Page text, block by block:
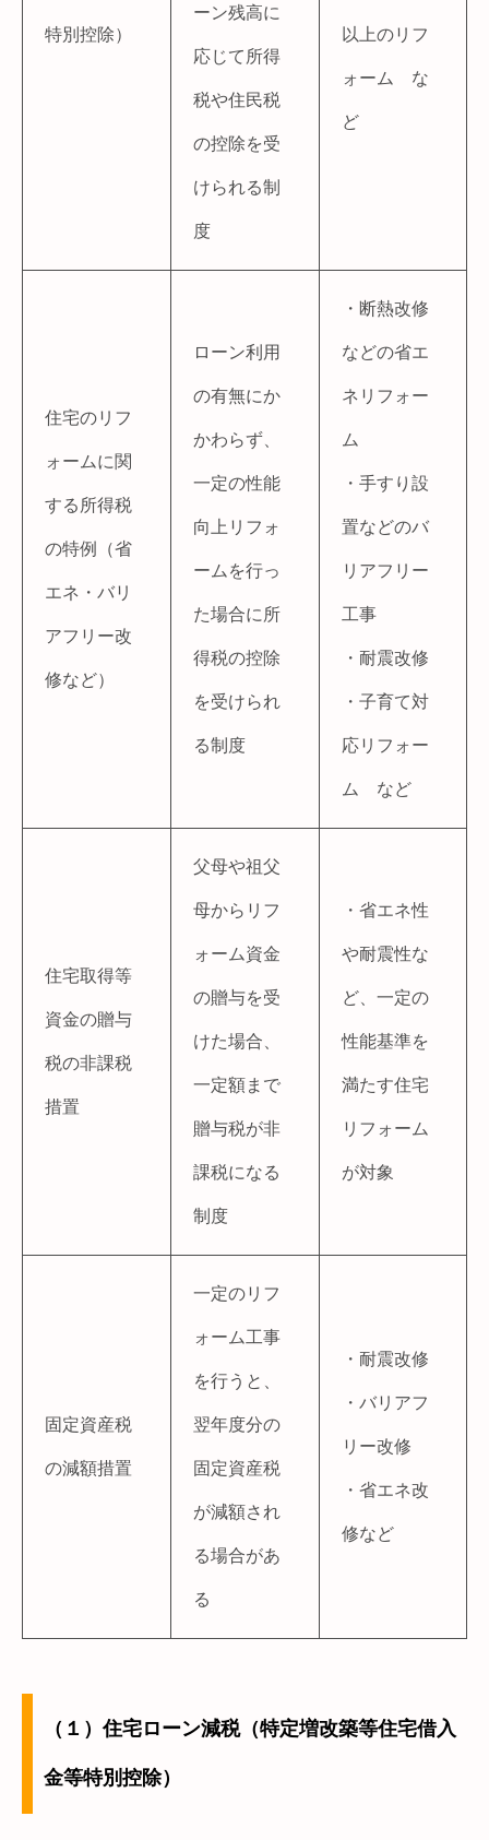
特別控除）
ーン残高に
応じて所得
税や住民税
の控除を受
けられる制
度
以上のリフ
ォーム な
ど
住宅のリフ
ォームに関
する所得税
の特例（省
エネ・バリ
アフリー改
修など）
ローン利用
の有無にか
かわらず、
一定の性能
向上リフォ
ームを行っ
た場合に所
得税の控除
を受けられ
る制度
・断熱改修
などの省エ
ネリフォー
ム
・手すり設
置などのバ
リアフリー
工事
・耐震改修
・子育て対
応リフォー
ム など
住宅取得等
資金の贈与
税の非課税
措置
父母や祖父
母からリフ
ォーム資金
の贈与を受
けた場合、
一定額まで
贈与税が非
課税になる
制度
・省エネ性
や耐震性な
ど、一定の
性能基準を
満たす住宅
リフォーム
が対象
固定資産税
の減額措置
一定のリフ
ォーム工事
を行うと、
翌年度分の
固定資産税
が減額され
る場合があ
る
・耐震改修
・バリアフ
リー改修
・省エネ改
修など
（１）住宅ローン減税（特定増改築等住宅借入
金等特別控除）